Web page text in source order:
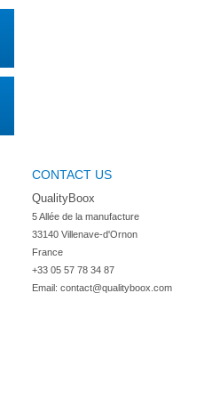
CONTACT US
QualityBoox
5 Allée de la manufacture
33140 Villenave-d'Ornon
France
+33 05 57 78 34 87
Email: contact@qualityboox.com